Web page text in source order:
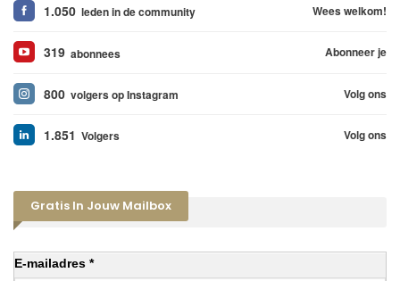
1.050 leden in de community Wees welkom!
319 abonnees Abonneer je
800 volgers op Instagram Volg ons
1.851 Volgers Volg ons
Gratis In Jouw Mailbox
E-mailadres *